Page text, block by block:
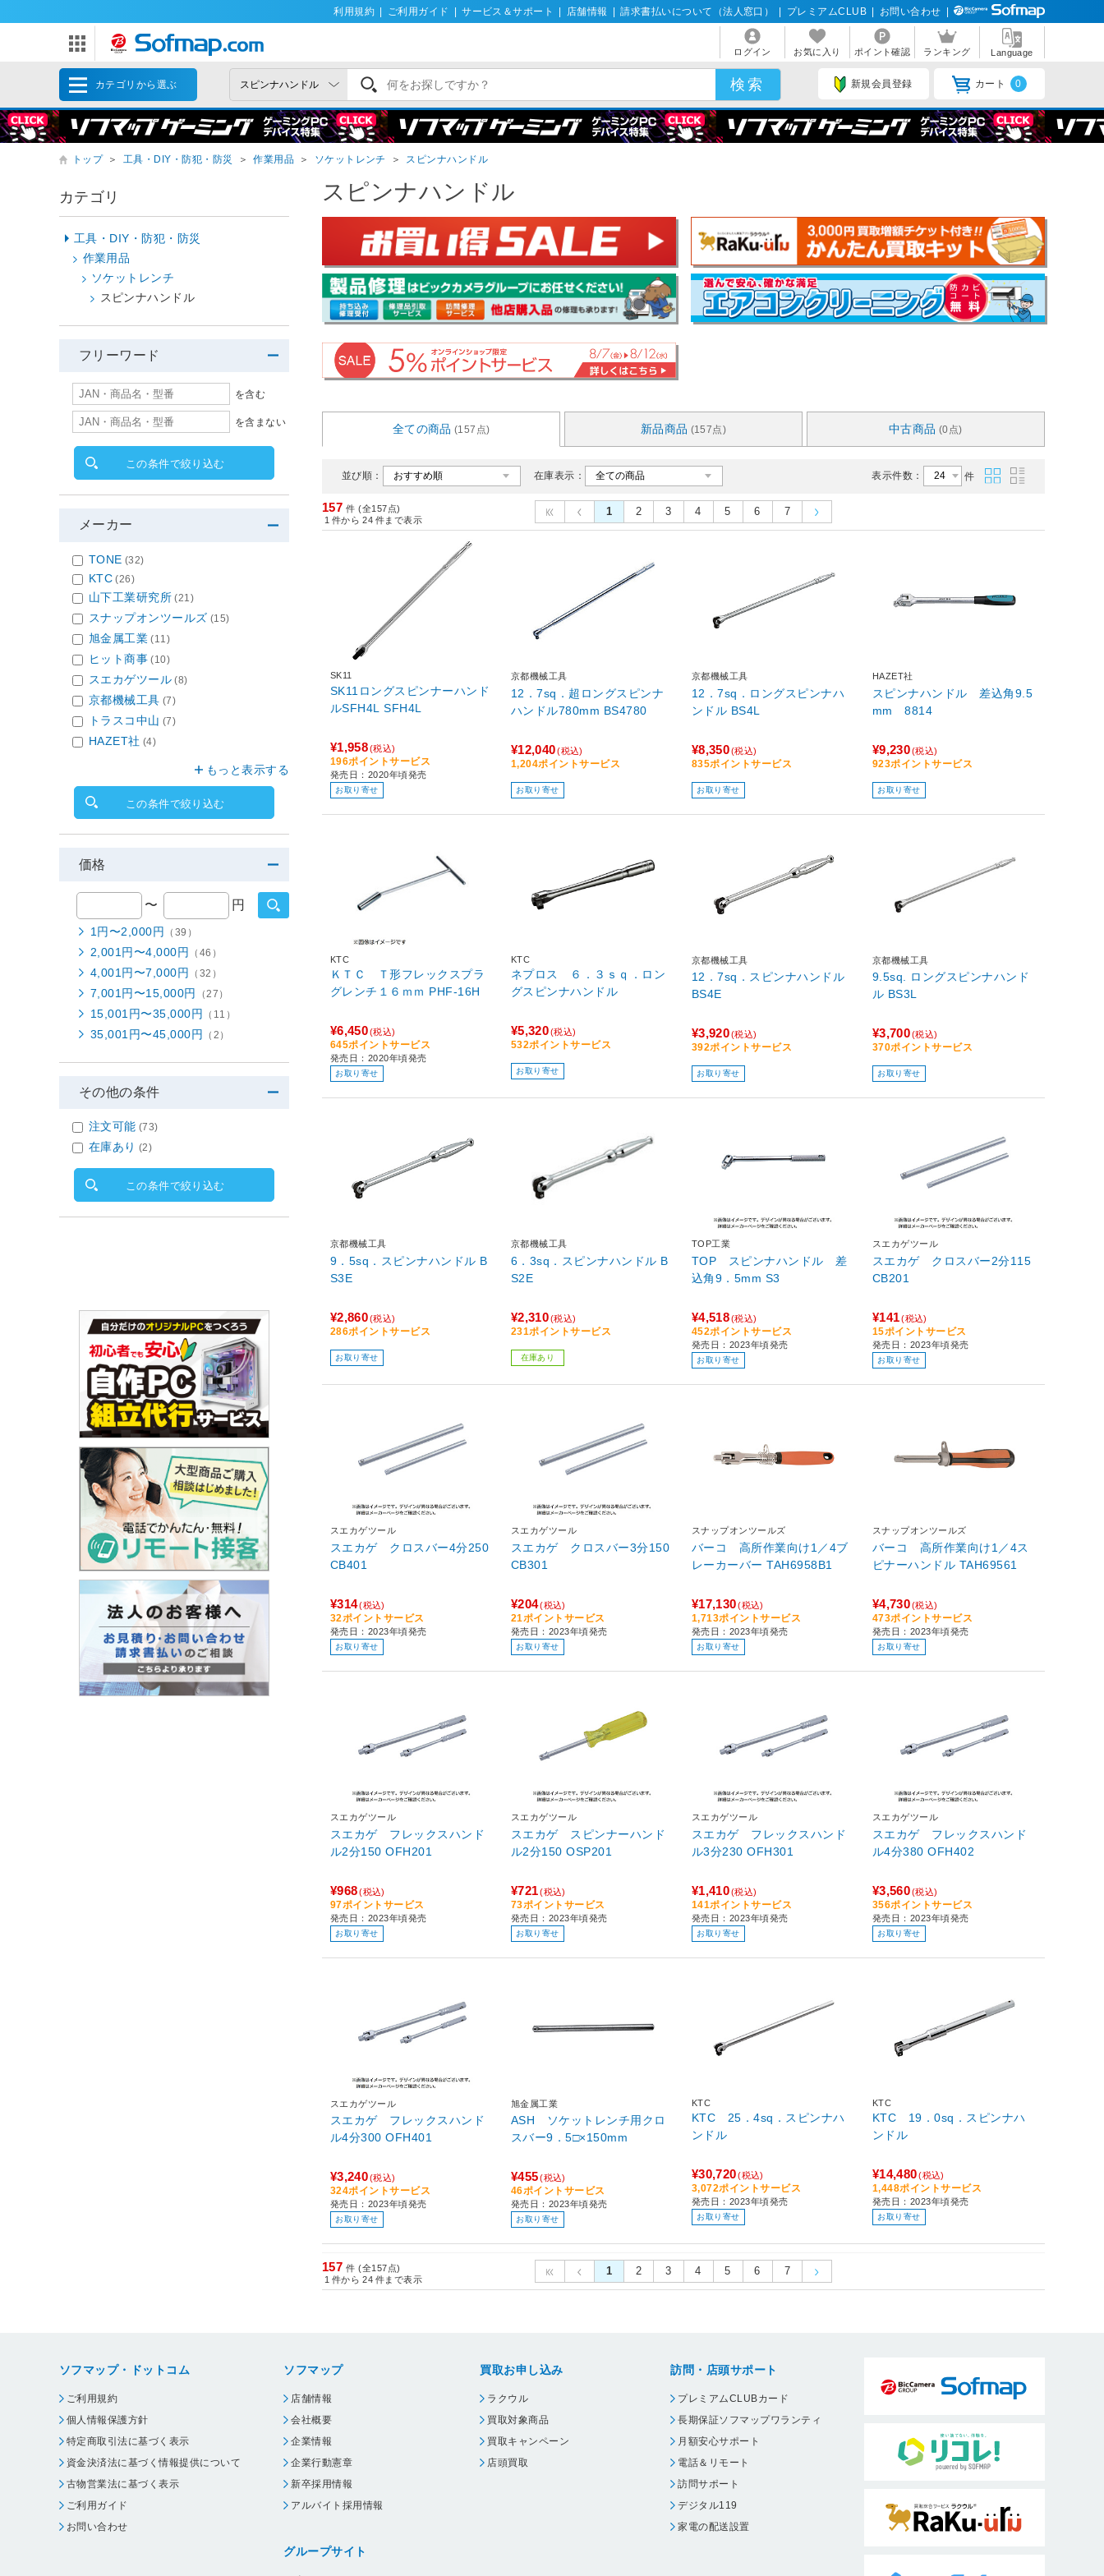
利用規約 ご利用ガイド サービス＆サポート 店舗情報 請求書払いについて（法人窓口） プレミアムCLUB お問い合わせ
ログイン お気に入り ポイント確認 ランキング Language
カテゴリから選ぶ 新規会員登録 カート 0
トップ ＞ 工具・DIY・防犯・防災 ＞ 作業用品 ＞ ソケットレンチ ＞ スピンナハンドル
スピンナハンドル
全ての商品 (157点) 新品商品 (157点) 中古商品 (0点)
並び順： 在庫表示： 表示件数： 件
157 件 (全157点)
1 件から 24 件まで表示
1 2 3 4 5 6 7
SK11
SK11ロングスピンナーハンド
ルSFH4L SFH4L
¥1,958(税込)
196ポイントサービス
発売日：2020年頃発売
お取り寄せ
京都機械工具
12．7sq．超ロングスピンナ
ハンドル780mm BS4780
¥12,040(税込)
1,204ポイントサービス
お取り寄せ
京都機械工具
12．7sq．ロングスピンナハ
ンドル BS4L
¥8,350(税込)
835ポイントサービス
お取り寄せ
HAZET社
スピンナハンドル 差込角9.5
mm 8814
¥9,230(税込)
923ポイントサービス
お取り寄せ
KTC
ＫＴＣ Ｔ形フレックスプラ
グレンチ１６ｍｍ PHF-16H
¥6,450(税込)
645ポイントサービス
発売日：2020年頃発売
お取り寄せ
KTC
ネプロス ６．３ｓｑ．ロン
グスピンナハンドル
¥5,320(税込)
532ポイントサービス
お取り寄せ
京都機械工具
12．7sq．スピンナハンドル
BS4E
¥3,920(税込)
392ポイントサービス
お取り寄せ
京都機械工具
9.5sq. ロングスピンナハンド
ル BS3L
¥3,700(税込)
370ポイントサービス
お取り寄せ
京都機械工具
9．5sq．スピンナハンドル B
S3E
¥2,860(税込)
286ポイントサービス
お取り寄せ
京都機械工具
6．3sq．スピンナハンドル B
S2E
¥2,310(税込)
231ポイントサービス
在庫あり
TOP工業
TOP スピンナハンドル 差
込角9．5mm S3
¥4,518(税込)
452ポイントサービス
発売日：2023年頃発売
お取り寄せ
スエカゲツール
スエカゲ クロスバー2分115
CB201
¥141 (税込)
15ポイントサービス
発売日：2023年頃発売
お取り寄せ
スエカゲツール
スエカゲ クロスバー4分250
CB401
¥314(税込)
32ポイントサービス
発売日：2023年頃発売
お取り寄せ
スエカゲツール
スエカゲ クロスバー3分150
CB301
¥204(税込)
21ポイントサービス
発売日：2023年頃発売
お取り寄せ
スナップオンツールズ
バーコ 高所作業向け1／4ブ
レーカーバー TAH6958B1
¥17,130(税込)
1,713ポイントサービス
発売日：2023年頃発売
お取り寄せ
スナップオンツールズ
バーコ 高所作業向け1／4ス
ピナーハンドル TAH69561
¥4,730(税込)
473ポイントサービス
発売日：2023年頃発売
お取り寄せ
スエカゲツール
スエカゲ フレックスハンド
ル2分150 OFH201
¥968 (税込)
97ポイントサービス
発売日：2023年頃発売
お取り寄せ
スエカゲツール
スエカゲ スピンナーハンド
ル2分150 OSP201
¥721 (税込)
73ポイントサービス
発売日：2023年頃発売
お取り寄せ
スエカゲツール
スエカゲ フレックスハンド
ル3分230 OFH301
¥1,410(税込)
141ポイントサービス
発売日：2023年頃発売
お取り寄せ
スエカゲツール
スエカゲ フレックスハンド
ル4分380 OFH402
¥3,560(税込)
356ポイントサービス
発売日：2023年頃発売
お取り寄せ
スエカゲツール
スエカゲ フレックスハンド
ル4分300 OFH401
¥3,240(税込)
324ポイントサービス
発売日：2023年頃発売
お取り寄せ
旭金属工業
ASH ソケットレンチ用クロ
スバー9．5□×150mm
¥455 (税込)
46ポイントサービス
発売日：2023年頃発売
お取り寄せ
KTC
KTC 25．4sq．スピンナハ
ンドル
¥30,720(税込)
3,072ポイントサービス
発売日：2023年頃発売
お取り寄せ
KTC
KTC 19．0sq．スピンナハ
ンドル
¥14,480(税込)
1,448ポイントサービス
発売日：2023年頃発売
お取り寄せ
157 件 (全157点)
1 件から 24 件まで表示
1 2 3 4 5 6 7
カテゴリ
工具・DIY・防犯・防災
作業用品
ソケットレンチ
スピンナハンドル
フリーワード
を含む
を含まない
この条件で絞り込む
メーカー
TONE (32)
KTC (26)
山下工業研究所 (21)
スナップオンツールズ (15)
旭金属工業 (11)
ヒット商事 (10)
スエカゲツール (8)
京都機械工具 (7)
トラスコ中山 (7)
HAZET社 (4)
もっと表示する
この条件で絞り込む
価格
〜 円
1円〜2,000円 （39）
2,001円〜4,000円 （46）
4,001円〜7,000円 （32）
7,001円〜15,000円 （27）
15,001円〜35,000円 （11）
35,001円〜45,000円 （2）
その他の条件
注文可能 (73)
在庫あり (2)
この条件で絞り込む
ソフマップ・ドットコム
ご利用規約
個人情報保護方針
特定商取引法に基づく表示
資金決済法に基づく情報提供について
古物営業法に基づく表示
ご利用ガイド
お問い合わせ
ソフマップ
店舗情報
会社概要
企業情報
企業行動憲章
新卒採用情報
アルバイト採用情報
グループサイト
買取お申し込み
ラクウル
買取対象商品
買取キャンペーン
店頭買取
訪問・店頭サポート
プレミアムCLUBカード
長期保証ソフマップワランティ
月額安心サポート
電話＆リモート
訪問サポート
デジタル119
家電の配送設置